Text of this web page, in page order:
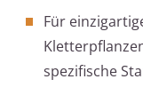
Für
spezifische